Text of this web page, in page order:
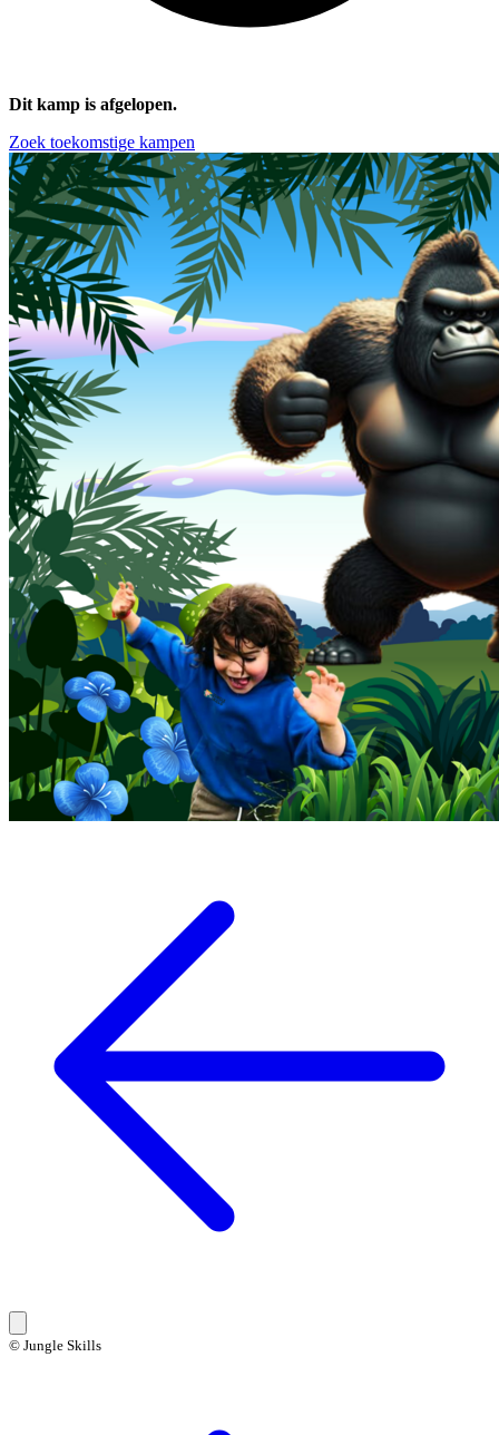
Dit kamp is afgelopen.
Zoek toekomstige kampen
© Jungle Skills